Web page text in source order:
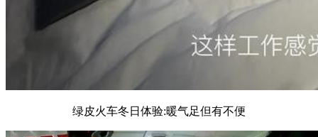
绿皮火车冬日体验:暖气足但有不便